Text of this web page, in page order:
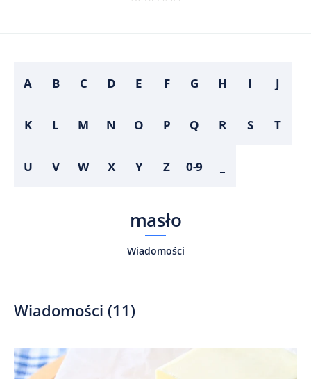
A B C D E F G H I J
K L M N O P Q R S T
U V W X Y Z 0-9
masło
Wiadomości
Wiadomości (11)